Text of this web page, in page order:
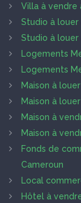
Villa à vendre
Studio à louer
Studio à louer
Logements
Logements
Maison à
Maison à
Maison à
Maison à
Fonds de
Cameroun
Local
Hôtel à